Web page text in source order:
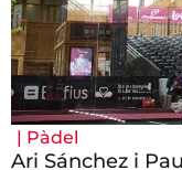
| Pàdel
Ari Sánchez i